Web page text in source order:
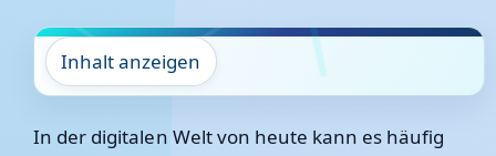
Inhalt anzeigen
In der digitalen Welt von heute kann es häufig